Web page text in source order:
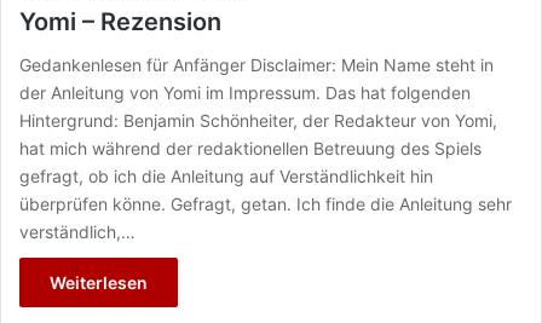
Yomi – Rezension
Gedankenlesen für Anfänger Disclaimer: Mein Name steht in
der Anleitung von Yomi im Impressum. Das hat folgenden
Hintergrund: Benjamin Schönheiter, der Redakteur von Yomi,
hat mich während der redaktionellen Betreuung des Spiels
gefragt, ob ich die Anleitung auf Verständlichkeit hin
überprüfen könne. Gefragt, getan. Ich finde die Anleitung sehr
verständlich,…
Weiterlesen